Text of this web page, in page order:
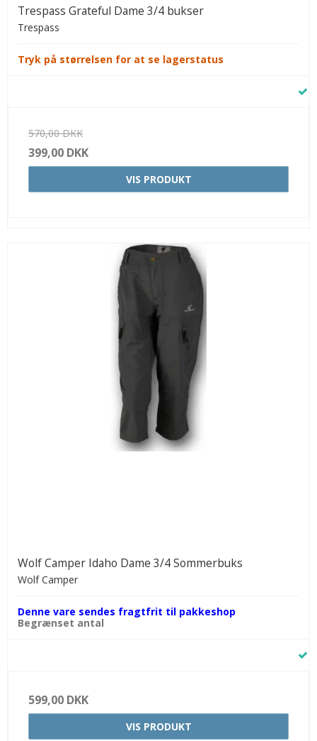
Trespass Grateful Dame 3/4 bukser
Trespass
Tryk på størrelsen for at se lagerstatus
570,00 DKK
399,00 DKK
VIS PRODUKT
Wolf Camper Idaho Dame 3/4 Sommerbuks
Wolf Camper
Denne vare sendes fragtfrit til pakkeshop
Begrænset antal
599,00 DKK
VIS PRODUKT